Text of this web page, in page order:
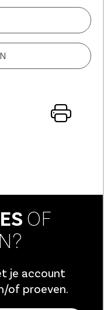
OF
je account
of proeven.